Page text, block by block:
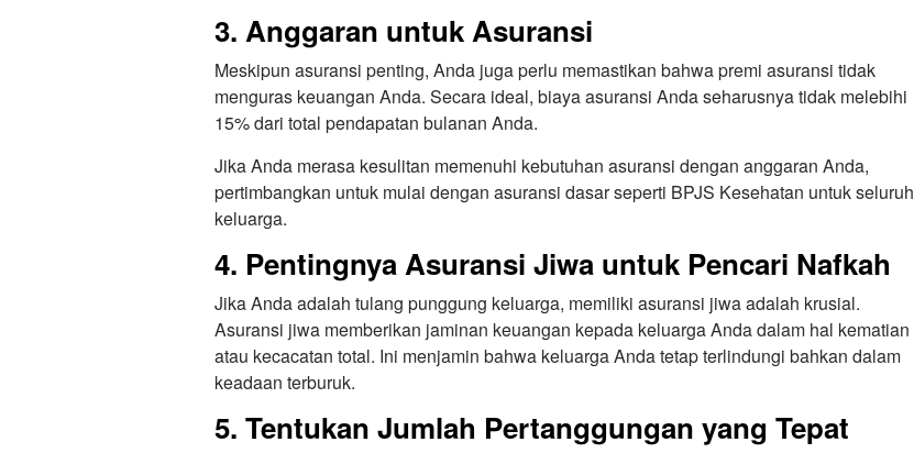
3. Anggaran untuk Asuransi
Meskipun asuransi penting, Anda juga perlu memastikan bahwa premi asuransi tidak
menguras keuangan Anda. Secara ideal, biaya asuransi Anda seharusnya tidak melebihi
15% dari total pendapatan bulanan Anda.
Jika Anda merasa kesulitan memenuhi kebutuhan asuransi dengan anggaran Anda,
pertimbangkan untuk mulai dengan asuransi dasar seperti BPJS Kesehatan untuk seluruh
keluarga.
4. Pentingnya Asuransi Jiwa untuk Pencari Nafkah
Jika Anda adalah tulang punggung keluarga, memiliki asuransi jiwa adalah krusial.
Asuransi jiwa memberikan jaminan keuangan kepada keluarga Anda dalam hal kematian
atau kecacatan total. Ini menjamin bahwa keluarga Anda tetap terlindungi bahkan dalam
keadaan terburuk.
5. Tentukan Jumlah Pertanggungan yang Tepat